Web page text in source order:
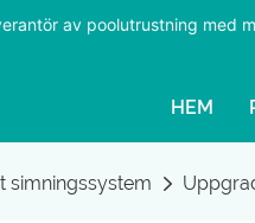
av poolutrustning med
HEM
simningssystem